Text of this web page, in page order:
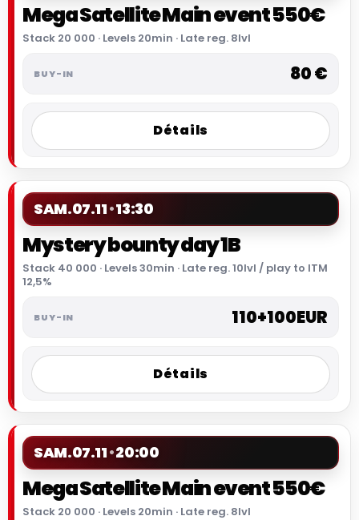
Mega Satellite Main event 550€
Stack 20 000 · Levels 20min · Late reg. 8lvl
80 €
Détails
SAM.07.11 13:30
Mystery bounty day 1B
Stack 40 000 · Levels 30min · Late reg. 10lvl / play to ITM
12,5%
110+100EUR
Détails
SAM.07.11 20:00
Mega Satellite Main event 550€
Stack 20 000 · Levels 20min · Late reg. 8lvl